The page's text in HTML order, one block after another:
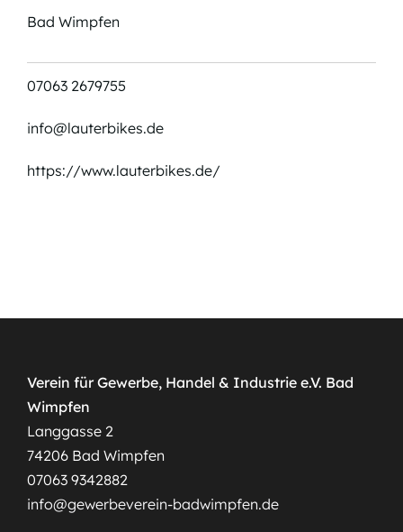
Bad Wimpfen
07063 2679755
info@lauterbikes.de
https://www.lauterbikes.de/
Verein für Gewerbe, Handel & Industrie e.V. Bad
Wimpfen
Langgasse 2
74206 Bad Wimpfen
07063 9342882
info@gewerbeverein-badwimpfen.de